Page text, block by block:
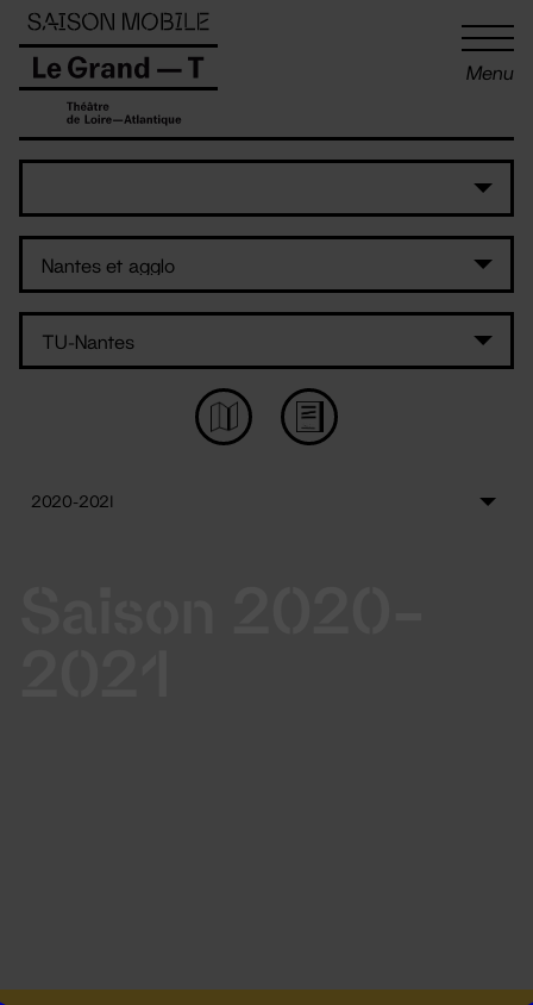
Menu
Panneau de gestion des cookies